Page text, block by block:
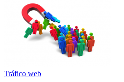
Tráfico web